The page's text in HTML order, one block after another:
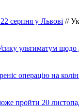
серпня у Львові //
ультиматум
операцію на
пройти 20